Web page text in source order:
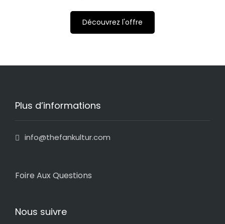
Découvrez l'offre
Plus d’informations
info@thefankultur.com
Foire Aux Questions
Nous suivre